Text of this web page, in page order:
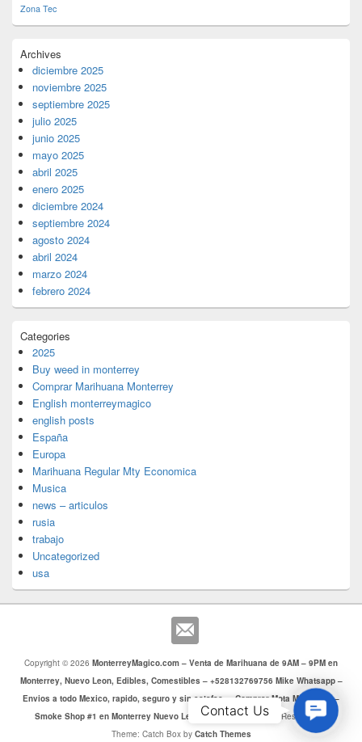
Zona Tec
Archives
diciembre 2025
noviembre 2025
septiembre 2025
julio 2025
junio 2025
mayo 2025
abril 2025
enero 2025
diciembre 2024
septiembre 2024
agosto 2024
abril 2024
marzo 2024
febrero 2024
Categories
2025
Buy weed in monterrey
Comprar Marihuana Monterrey
English monterreymagico
english posts
España
Europa
Marihuana Regular Mty Economica
Musica
news – articulos
rusia
trabajo
Uncategorized
usa
Copyright © 2026 MonterreyMagico.com – Venta de Marihuana de 9AM – 9PM en
Monterrey, Nuevo Leon, Edibles, Comestibles – +528132769756 Mike Whatsapp –
Envios a todo Mexico, rapido, seguro y sin estafas. – Comprar Mota Monterrey –
Smoke Shop #1 en Monterrey Nuevo Leon
. Todos los Derechos Reservados.
Theme: Catch Box by Catch Themes
Us
Contact Us